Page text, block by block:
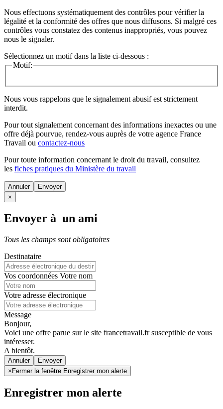
Nous effectuons systématiquement des contrôles pour vérifier la
légalité et la conformité des offres que nous diffusons. Si malgré ces
contrôles vous constatez des contenus inappropriés, vous pouvez
nous le signaler.
Sélectionnez un motif dans la liste ci-dessous :
Motif:
Nous vous rappelons que le signalement abusif est strictement
interdit.
Pour tout signalement concernant des informations inexactes ou une
offre déjà pourvue, rendez-vous auprès de votre agence France
Travail ou contactez-nous
Pour toute information concernant le droit du travail, consultez
les fiches pratiques du Ministère du travail
Annuler
×
Envoyer à un ami
Tous les champs sont obligatoires
Destinataire
Vos coordonnées Votre nom
Votre adresse électronique
Message
Bonjour,
Voici une offre parue sur le site francetravail.fr susceptible de vous
intéresser.
A bientôt.
Annuler
× Fermer la fenêtre Enregistrer mon alerte
Enregistrer mon alerte